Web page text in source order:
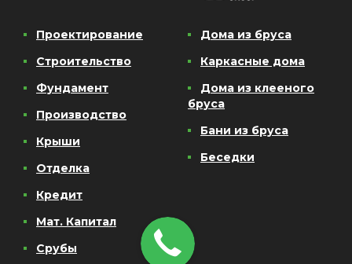
Проектирование
Строительство
Фундамент
Производство
Крыши
Отделка
Кредит
Мат. Капитал
Срубы
Дома из бруса
Каркасные дома
Дома из клееного
бруса
Бани из бруса
Беседки